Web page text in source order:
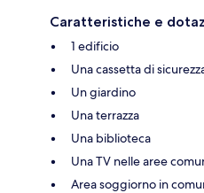
Caratteristiche e
1 edificio
Una cassetta di
Un giardino
Una terrazza
Una biblioteca
Una TV nelle aree
Area soggiorno in